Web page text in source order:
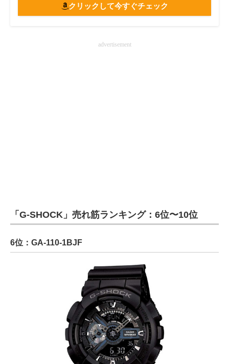
クリックして今すぐチェック
advertisement
「G-SHOCK」売れ筋ランキング：6位〜10位
6位：GA-110-1BJF